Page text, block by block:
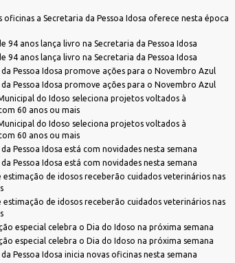
SubPrefeitura da Região Sul
Viabilidade de Zoneamento
oficinas a Secretaria da Pessoa Idosa oferece nesta época
94 anos lança livro na Secretaria da Pessoa Idosa
94 anos lança livro na Secretaria da Pessoa Idosa
Pessoa Idosa promove ações para o Novembro Azul
Pessoa Idosa promove ações para o Novembro Azul
do Idoso seleciona projetos voltados à
60 anos ou mais
do Idoso seleciona projetos voltados à
60 anos ou mais
Pessoa Idosa está com novidades nesta semana
Pessoa Idosa está com novidades nesta semana
estimação de idosos receberão cuidados veterinários nas
estimação de idosos receberão cuidados veterinários nas
especial celebra o Dia do Idoso na próxima semana
especial celebra o Dia do Idoso na próxima semana
Pessoa Idosa inicia novas oficinas nesta semana